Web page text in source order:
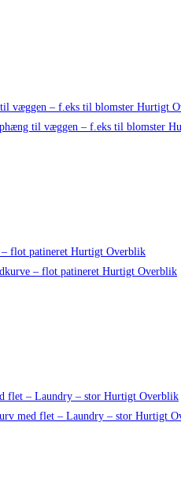
Hurtigt
Hurtigt Overblik
Hurtigt Overblik
Hurtigt Overblik
Hurtigt